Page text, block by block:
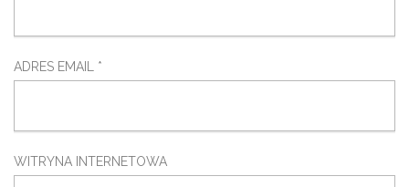
ADRES EMAIL *
WITRYNA INTERNETOWA